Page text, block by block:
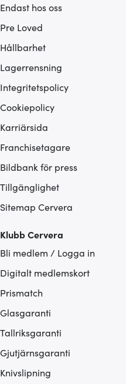
Endast hos oss
Pre Loved
Hållbarhet
Lagerrensning
Integritetspolicy
Cookiepolicy
Karriärsida
Franchisetagare
Bildbank för press
Tillgänglighet
Sitemap Cervera
Klubb Cervera
Bli medlem / Logga in
Digitalt medlemskort
Prismatch
Glasgaranti
Tallriksgaranti
Gjutjärnsgaranti
Knivslipning